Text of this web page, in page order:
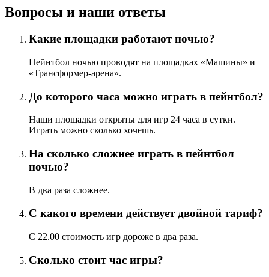
Вопросы и наши ответы
Какие площадки работают ночью?
Пейнтбол ночью проводят на площадках «Машины» и
«Трансформер-арена».
До которого часа можно играть в пейнтбол?
Наши площадки открыты для игр 24 часа в сутки.
Играть можно сколько хочешь.
На сколько сложнее играть в пейнтбол
ночью?
В два раза сложнее.
С какого времени действует двойной тариф?
С 22.00 стоимость игр дороже в два раза.
Сколько стоит час игры?